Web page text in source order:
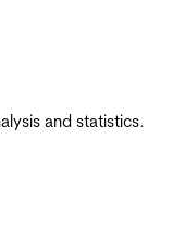
and statistics.